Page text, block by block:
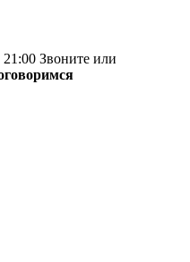
Звоните или